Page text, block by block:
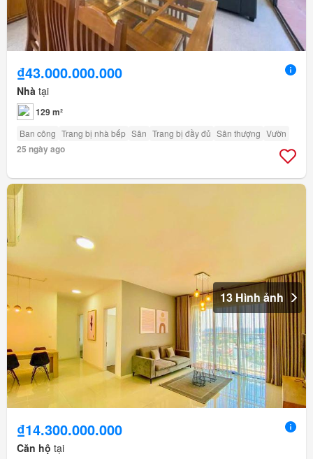
₫43.000.000.000
Nhà tại
129 m²
Ban công Trang bị nhà bếp Sân Trang bị đầy đủ Sân thượng Vườn
25 ngày ago
13 Hình ảnh
₫14.300.000.000
Căn hộ tại